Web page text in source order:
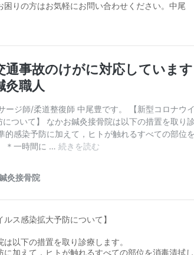
困りの方はお気軽にお問い合わせください。中尾
ルス感染拡大予防について】
以下の措置を取り診療します。
に加えて，ヒトが触れるすべての部位を消毒清拭し